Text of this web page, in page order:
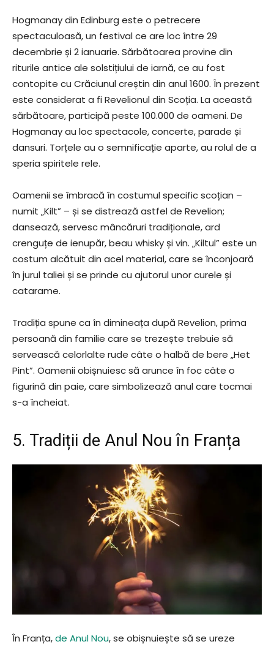
Hogmanay din Edinburg este o petrecere
spectaculoasă, un festival ce are loc între 29
decembrie și 2 ianuarie. Sărbătoarea provine din
riturile antice ale solstițiului de iarnă, ce au fost
contopite cu Crăciunul creștin din anul 1600. În prezent
este considerat a fi Revelionul din Scoția. La această
sărbătoare, participă peste 100.000 de oameni. De
Hogmanay au loc spectacole, concerte, parade și
dansuri. Torțele au o semnificație aparte, au rolul de a
speria spiritele rele.
Oamenii se îmbracă în costumul specific scoțian –
numit „Kilt” – și se distrează astfel de Revelion;
dansează, servesc mâncăruri tradiționale, ard
crenguțe de ienupăr, beau whisky și vin. „Kiltul” este un
costum alcătuit din acel material, care se înconjoară
în jurul taliei și se prinde cu ajutorul unor curele și
catarame.
Tradiția spune ca în dimineața după Revelion, prima
persoană din familie care se trezește trebuie să
servească celorlalte rude câte o halbă de bere „Het
Pint”. Oamenii obișnuiesc să arunce în foc câte o
figurină din paie, care simbolizează anul care tocmai
s-a încheiat.
5. Tradiții de Anul Nou în Franța
În Franța,de Anul Nou, se obișnuiește să se ureze